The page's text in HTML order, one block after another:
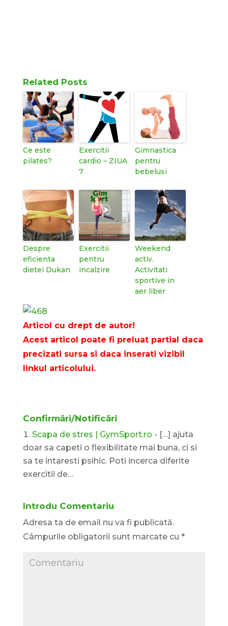
Related Posts
Ce este
pilates?
Exercitii
cardio – ZIUA
7
Gimnastica
pentru
bebelusi
Despre
eficienta
dietei Dukan
Exercitii
pentru
incalzire
Weekend
activ.
Activitati
sportive in
aer liber
Articol cu drept de autor!
Acest articol poate fi preluat partial daca
precizati sursa si daca inserati vizibil
linkul articolului.
Confirmări/Notificări
Scapa de stres | GymSport.ro - […] ajuta
doar sa capeti o flexibilitate mai buna, ci si
sa te intaresti psihic. Poti incerca diferite
exercitii de…
Introdu Comentariu
Adresa ta de email nu va fi publicată.
Câmpurile obligatorii sunt marcate cu *